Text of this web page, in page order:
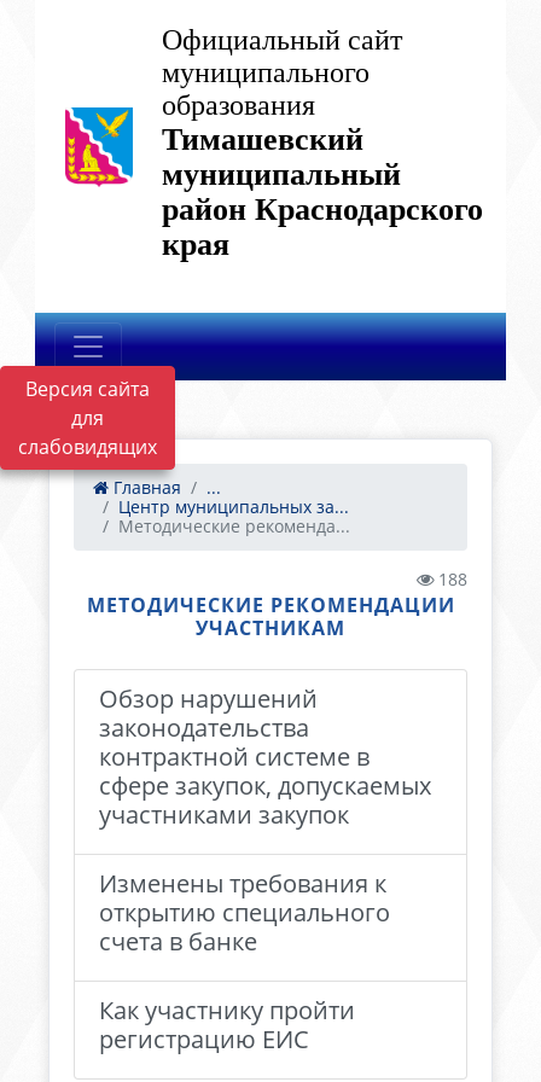
Версия сайта
для
слабовидящих
Официальный сайт
муниципального
образования
Тимашевский
муниципальный
район Краснодарского
края
Главная
...
Центр муниципальных за...
Методические рекоменда...
188
МЕТОДИЧЕСКИЕ РЕКОМЕНДАЦИИ
УЧАСТНИКАМ
Обзор нарушений
законодательства
контрактной системе в
сфере закупок, допускаемых
участниками закупок
Изменены требования к
открытию специального
счета в банке
Как участнику пройти
регистрацию ЕИС